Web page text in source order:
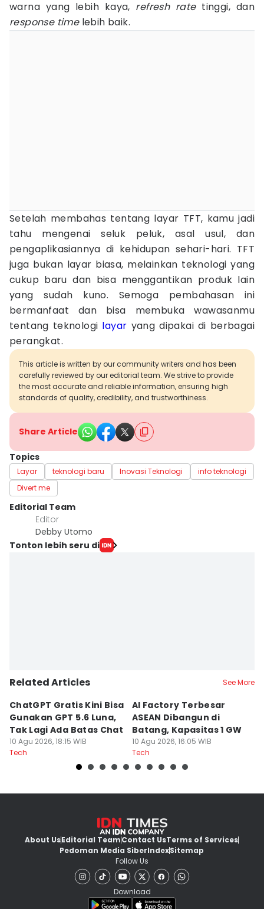
warna yang lebih kaya, refresh rate tinggi, dan
response time lebih baik.
Setelah membahas tentang layar TFT, kamu jadi
tahu mengenai seluk peluk, asal usul, dan
pengaplikasiannya di kehidupan sehari-hari. TFT
juga bukan layar biasa, melainkan teknologi yang
cukup baru dan bisa menggantikan produk lain
yang sudah kuno. Semoga pembahasan ini
bermanfaat dan bisa membuka wawasanmu
tentang teknologi layar yang dipakai di berbagai
perangkat.
This article is written by our community writers and has been
carefully reviewed by our editorial team. We strive to provide
the most accurate and reliable information, ensuring high
standards of quality, credibility, and trustworthiness.
Share Article
Topics
Layar teknologi baru Inovasi Teknologi
info teknologi
Divert me
Editorial Team
Editor
Debby Utomo
Tonton lebih seru di
Related Articles See More
ChatGPT Gratis Kini Bisa
Gunakan GPT 5.6 Luna,
Tak Lagi Ada Batas Chat
10 Agu 2026, 18:15 WIB
Tech
AI Factory Terbesar
ASEAN Dibangun di
Batang, Kapasitas 1 GW
10 Agu 2026, 16:05 WIB
Tech
About UsEditorial TeamContact UsTerms of Services
Pedoman Media SiberIndexSitemap
Follow Us
Download